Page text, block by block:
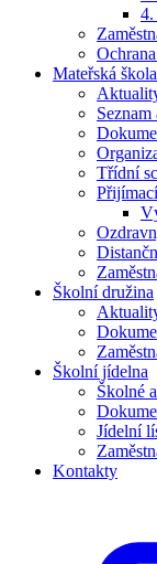
4.
Mateřská škola
Třídní
Školní družina
Školní jídelna
Školné
Jídelní
Kontakty